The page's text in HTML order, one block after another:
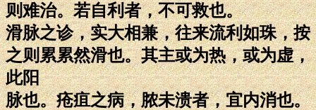
则难治。若自利者，不可救也。
滑脉之诊，实大相兼，往来流利如珠，按
之则累累然滑也。其主或为热，或为虚，
此阳
脉也。疮疽之病，脓未溃者，宜内消也。